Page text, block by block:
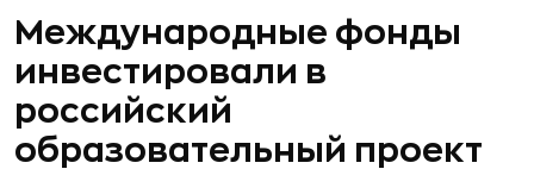
Международные фонды
инвестировали в
российский
образовательный проект